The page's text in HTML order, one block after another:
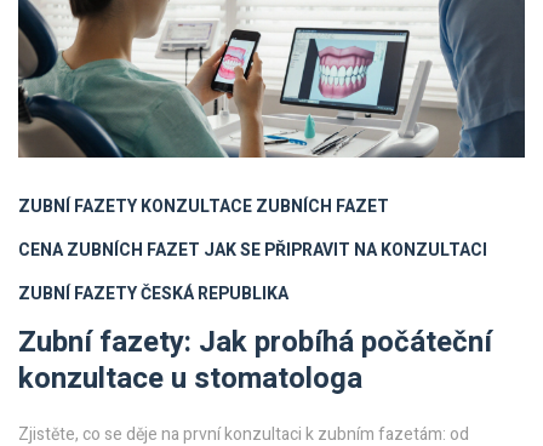
ZUBNÍ FAZETYKONZULTACE ZUBNÍCH FAZET
CENA ZUBNÍCH FAZET JAK SE PŘIPRAVIT NA KONZULTACI
ZUBNÍ FAZETY ČESKÁ REPUBLIKA
Zubní fazety: Jak probíhá počáteční
konzultace u stomatologa
Zjistěte, co se děje na první konzultaci k zubním fazetám: od